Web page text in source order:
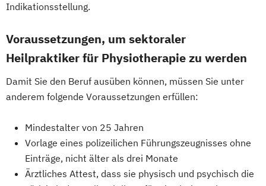
Indikationsstellung.
Voraussetzungen, um sektoraler
Heilpraktiker für Physiotherapie zu werden
Damit Sie den Beruf ausüben können, müssen Sie unter
anderem folgende Voraussetzungen erfüllen:
Mindestalter von 25 Jahren
Vorlage eines polizeilichen Führungszeugnisses ohne
Einträge, nicht älter als drei Monate
Ärztliches Attest, dass sie physisch und psychisch die